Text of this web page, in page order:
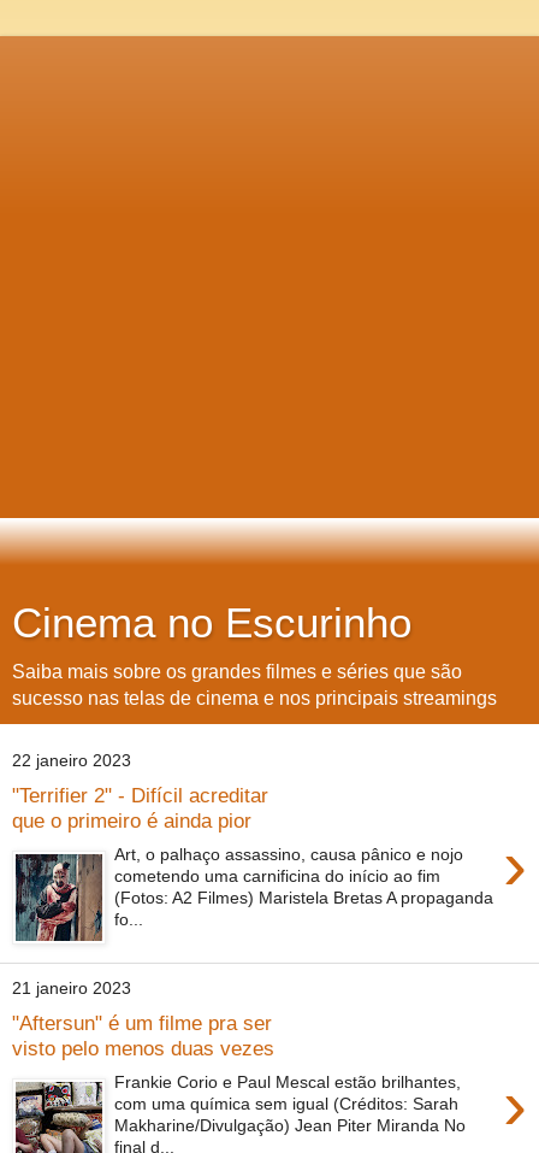
Cinema no Escurinho
Saiba mais sobre os grandes filmes e séries que são
sucesso nas telas de cinema e nos principais streamings
22 janeiro 2023
"Terrifier 2" - Difícil acreditar
que o primeiro é ainda pior
›
Art, o palhaço assassino, causa pânico e nojo
cometendo uma carnificina do início ao fim
(Fotos: A2 Filmes) Maristela Bretas A propaganda
fo...
21 janeiro 2023
"Aftersun" é um filme pra ser
visto pelo menos duas vezes
›
Frankie Corio e Paul Mescal estão brilhantes,
com uma química sem igual (Créditos: Sarah
Makharine/Divulgação) Jean Piter Miranda No
final d...